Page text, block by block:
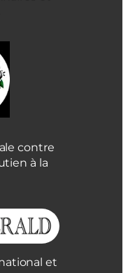
contre
à la
et